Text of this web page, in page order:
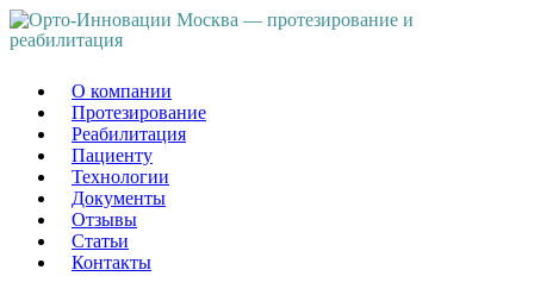
Орто-Инновации Москва
О компании
Протезирование
Реабилитация
Пациенту
Технологии
Документы
Отзывы
Статьи
Контакты